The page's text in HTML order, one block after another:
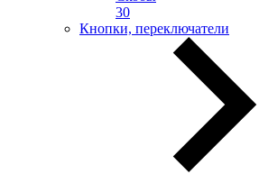
30
Кнопки, переключатели